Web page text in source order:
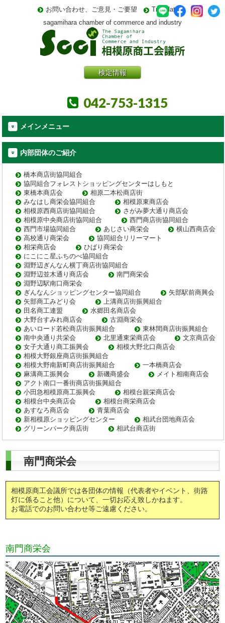
sagamihara chamber of commerce and industry
お問い合わせ、ご意見・ご要望 Translate
検定情報
042-753-1315
メインメニュー
内部団体のご紹介
橋本商店街協同組合
協同組合フォレストショッピングセンターはしもと
東橋本商店会
相原二本松商店街
みなはし商栄会協同組合
相模原東商店会
相模原西商店街協同組合
さがみ夢大通り商店会
相模原中央商店街協同組合
西門商店街協同組合
西門市場協同組合
あじさい商栄会
横山西商店会
高校通り商栄会
協同組合リリーマート
相栄商店会
ひばり商栄会
にこにこ星ふちのべ協同組合
淵野辺ぎんなん横丁商店街協同組合
淵野辺並木通り商店会
南門商栄会
淵野辺駅南口商栄会
ぎんなんショッピングセンター協同組合
矢部駅前商興会
矢部商工みどり会
上溝商店街振興組合
田名商工連盟
水郷田名商店会
大野台すみれ商店会
古淵商栄会
あいロード若松商店街振興組合
東林間商店街振興組合
南中央通り共栄会
北里通東栄商店会
文京商店会
女子大通り商工振興会
相模大野北口商店会
相模大野銀座商店街振興組合
相模大野南新町商店街振興組合
一本橋商店会
麻溝商工振興会
新磯商盛会
メイト相南商店会
アクト南口一番街商店街振興組合
小田急相模原商工振興会
相模台親栄商店会
相模台中央商店会
相模台商栄商店会
あすなろ商店会
青葉商店会
新相模原ショッピングセンター
相武台団地商店会
グリーンパーク商店街
相武台商店街
南門商栄会
相模原商工会議所では各団体の情報（代表者やイベント、街路
灯に係ること他）について、一切お応え致しかねます。
お電話でのお問い合わせ等ご遠慮ください。
南門商栄会